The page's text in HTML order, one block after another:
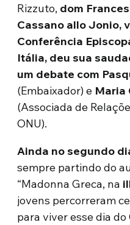
Rizzuto, dom
Cassano allo Jonio,
Conferência
Itália, deu sua
um debate com
(Embaixador) e Maria
(Associada de
ONU).
Ainda no segundo
sempre partindo do
“Madonna Greca, na
jovens percorreram
para viver esse dia